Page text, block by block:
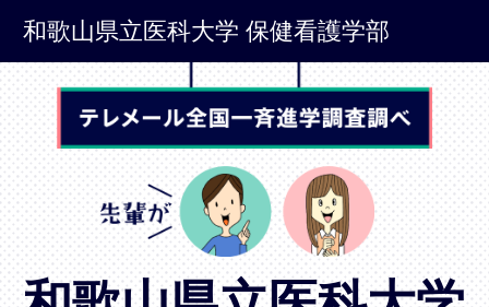
和歌山県立医科大学 保健看護学部